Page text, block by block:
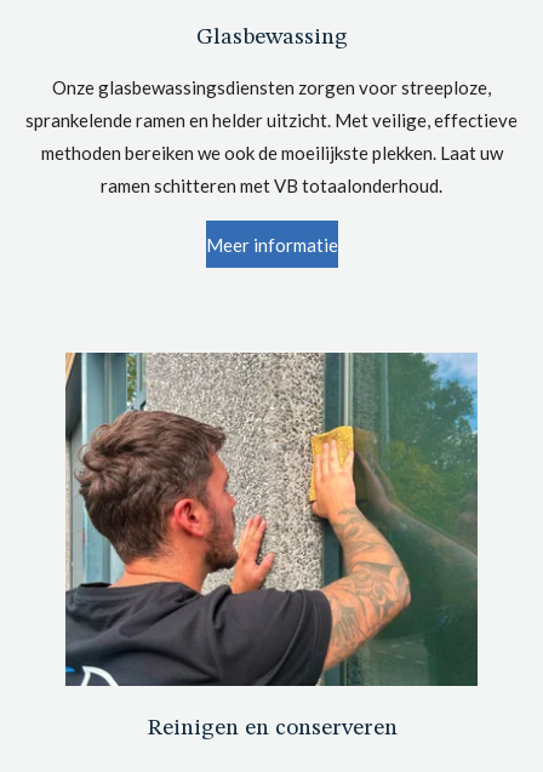
Glasbewassing
Onze glasbewassingsdiensten zorgen voor streeploze,
sprankelende ramen en helder uitzicht. Met veilige, effectieve
methoden bereiken we ook de moeilijkste plekken. Laat uw
ramen schitteren met VB totaalonderhoud.
Meer informatie
Reinigen en conserveren